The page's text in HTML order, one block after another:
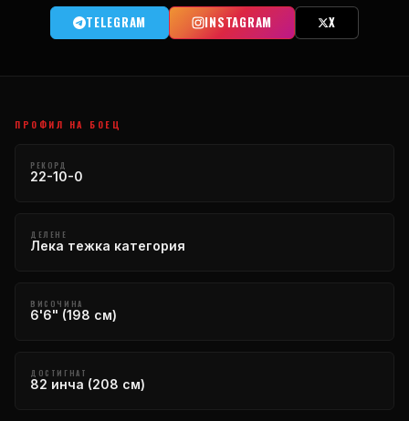
TELEGRAM INSTAGRAM X
ПРОФИЛ НА БОЕЦ
РЕКОРД
22-10-0
ДЕЛЕНЕ
Лека тежка категория
ВИСОЧИНА
6'6" (198 см)
ДОСТИГНАТ
82 инча (208 см)